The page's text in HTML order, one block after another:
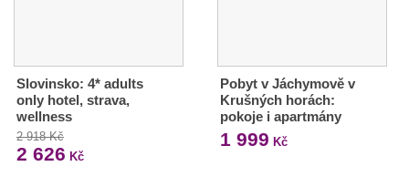
Slovinsko: 4* adults
only hotel, strava,
wellness
2 918 Kč
2 626 Kč
Pobyt v Jáchymově v
Krušných horách:
pokoje i apartmány
1 999 Kč